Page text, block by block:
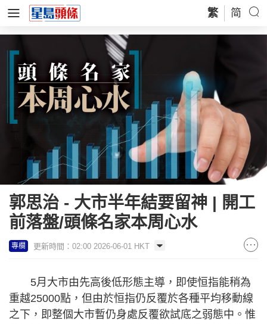
繁 简
郭思治 - 大市半年結要留神 | 開工
前落盤/頭條名家本周心水
專欄 更新時間：02:00 2026-06-01 HKT
5月大市由先高後低形態主導，即使恒指能稍為
重越25000點，但由於恒指仍反覆於各種平均移動線
之下，即整個大市暫仍身處反覆欲試底之弱態中。惟